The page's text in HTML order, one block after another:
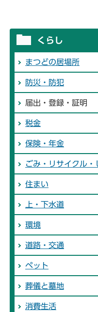
くらし
まつどの居場所
防災・防犯
届出・登録・証明
税金
保険・年金
ごみ・リサイクル・
住まい
上・下水道
環境
道路・交通
ペット
葬儀と墓地
消費生活